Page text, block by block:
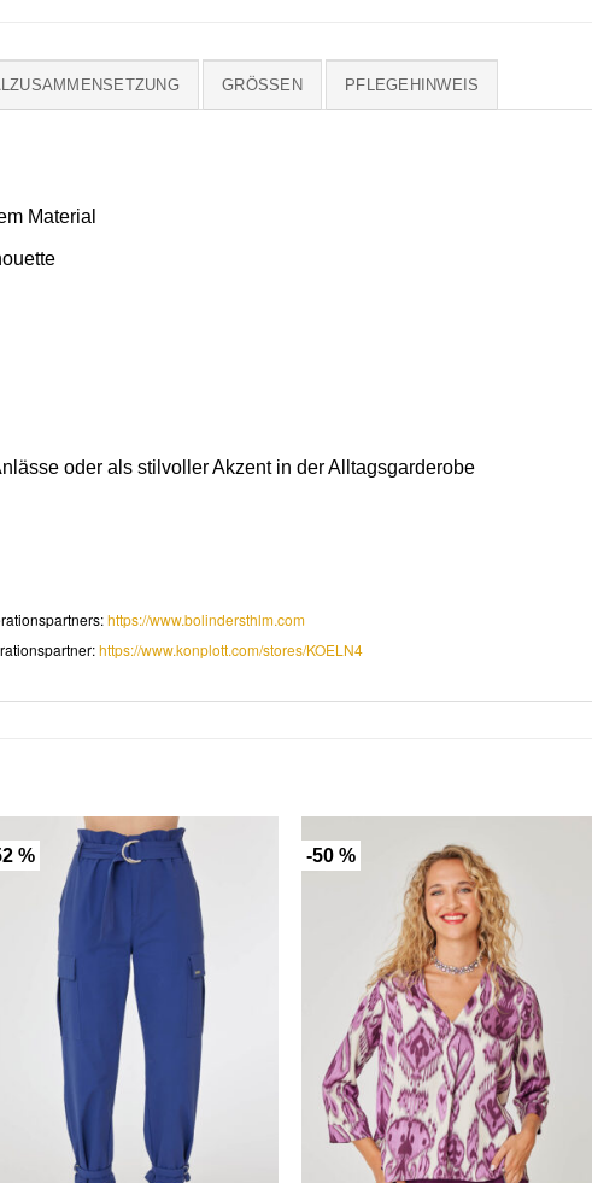
GRÖSSEN PFLEGEHINWEIS
Material
oder als stilvoller Akzent in der Alltagsgarderobe
https://www.bolindersthlm.com
https://www.konplott.com/stores/KOELN4
% -50 %